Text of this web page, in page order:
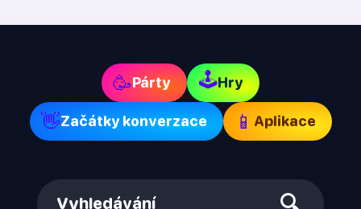
🥳Párty 🕹Hry
👋Začátky konverzace 📱 Aplikace
Vyhledávání